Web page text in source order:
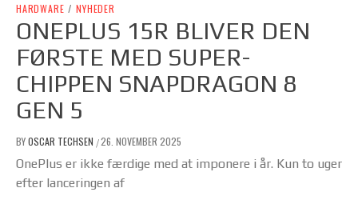
HARDWARE / NYHEDER
ONEPLUS 15R BLIVER DEN
FØRSTE MED SUPER-
CHIPPEN SNAPDRAGON 8
GEN 5
BYOSCAR TECHSEN /26. NOVEMBER 2025
OnePlus er ikke færdige med at imponere i år. Kun to uger
efter lanceringen af